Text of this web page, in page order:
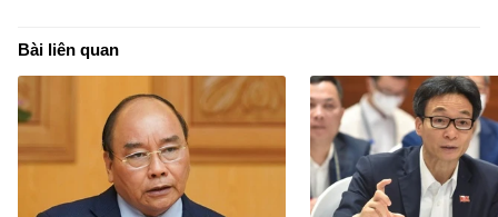
Bài liên quan